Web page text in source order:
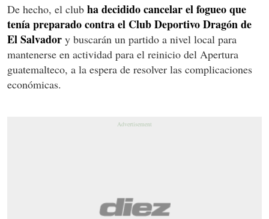
De hecho, el club ha decidido cancelar el fogueo que
tenía preparado contra el Club Deportivo Dragón de
El Salvador y buscarán un partido a nivel local para
mantenerse en actividad para el reinicio del Apertura
guatemalteco, a la espera de resolver las complicaciones
económicas.